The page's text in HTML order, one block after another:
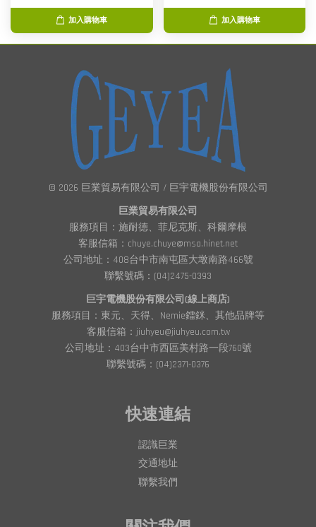
加入購物車 加入購物車
© 2026 巨業貿易有限公司 / 巨宇電機股份有限公司
巨業貿易有限公司
服務項目：施耐德、菲尼克斯、科爾摩根
客服信箱：chuye.chuye@msa.hinet.net
公司地址：408台中市南屯區大墩南路466號
聯繫號碼：(04)2475-0393
巨宇電機股份有限公司(線上商店)
服務項目：東元、天得、Nemie鐳銤、其他品牌等
客服信箱：jiuhyeu@jiuhyeu.com.tw
公司地址：403台中市西區美村路一段760號
聯繫號碼：(04)2371-0376
快速連結
認識巨業
交通地址
聯繫我們